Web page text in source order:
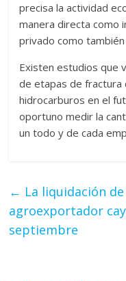
precisa la actividad
manera directa como
privado como
Existen estudios que
de etapas de fractura
hidrocarburos en el
oportuno medir la
un todo y de cada
← La liquidación
agroexportador
septiembre